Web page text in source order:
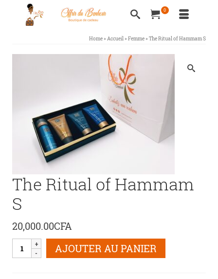
0
Home» Accueil» Femme» The Ritual of Hammam S
The Ritual of Hammam
S
20,000.00CFA
quantité
AJOUTER AU PANIER